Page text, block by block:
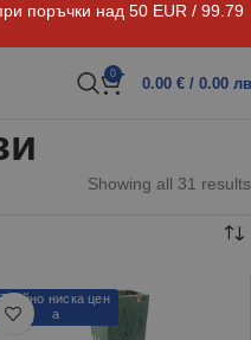
поръчки над 50 EUR / 99.79
0
0.00 € / 0.00
Showing all 31 results
Трайно ниска цен
а